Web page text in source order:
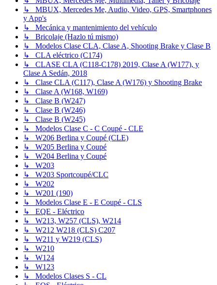
↳ MBUX, Mercedes Me, Audio, Video, GPS, Smartphones
y App's
↳ Mecánica y mantenimiento del vehículo
↳ Bricolaje (Hazlo tú mismo)
↳ Modelos Clase CLA, Clase A, Shooting Brake y Clase B
↳ CLA eléctrico (C174)
↳ CLASE CLA (C118-C178) 2019, Clase A (W177), y
Clase A Sedán, 2018
↳ Clase CLA (C117), Clase A (W176) y Shooting Brake
↳ Clase A (W168, W169)
↳ Clase B (W247)
↳ Clase B (W246)
↳ Clase B (W245)
↳ Modelos Clase C - C Coupé - CLE
↳ W206 Berlina y Coupé (CLE)
↳ W205 Berlina y Coupé
↳ W204 Berlina y Coupé
↳ W203
↳ W203 Sportcoupé/CLC
↳ W202
↳ W201 (190)
↳ Modelos Clase E - E Coupé - CLS
↳ EQE - Eléctrico
↳ W213, W257 (CLS), W214
↳ W212 W218 (CLS) C207
↳ W211 y W219 (CLS)
↳ W210
↳ W124
↳ W123
↳ Modelos Clases S - CL